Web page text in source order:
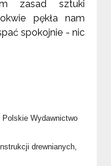
zasad sztuki
pękła nam
spokojnie - nic
Polskie Wydawnictwo
drewnianych,